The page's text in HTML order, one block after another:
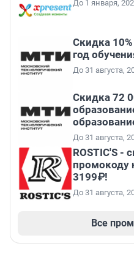
До 1 января,
Скидка
год
До 31 августа,
Скидка 72
До 31 августа,
ROSTIC'S -
промокоду
3199₽!
До 31 августа,
Все